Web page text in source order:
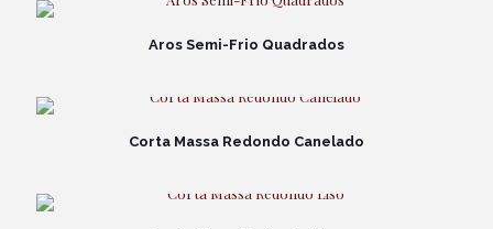
Aros Semi-Frio Quadrados
Corta Massa Redondo Canelado